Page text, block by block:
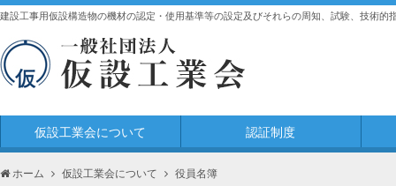
建設工事用仮設構造物の機材の認定・使用基準等の設定及びそれらの周知、試験、技術的
仮設工業会について 認証制度
ホーム 仮設工業会について 役員名簿